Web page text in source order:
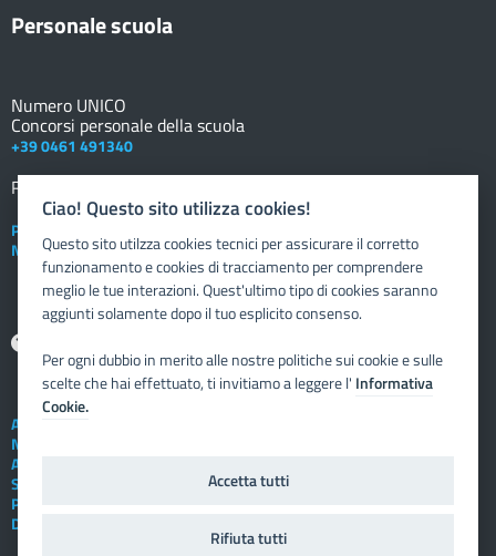
Personale scuola
Numero UNICO
Concorsi personale della scuola
+39 0461 491340
Registro elettronico
Posta elettronica istituzionale
Nuovo sportello dipendente
Assistenza tecnica
Note legali
Albo telematico
Social Media Policy
Privacy
Dichiarazione di accessibilità
Ciao! Questo sito utilizza cookies!
Questo sito utilzza cookies tecnici per assicurare il corretto
funzionamento e cookies di tracciamento per comprendere
meglio le tue interazioni. Quest'ultimo tipo di cookies saranno
aggiunti solamente dopo il tuo esplicito consenso.
Per ogni dubbio in merito alle nostre politiche sui cookie e sulle
scelte che hai effettuato, ti invitiamo a leggere l' Informativa
Cookie.
Accetta tutti
Rifiuta tutti